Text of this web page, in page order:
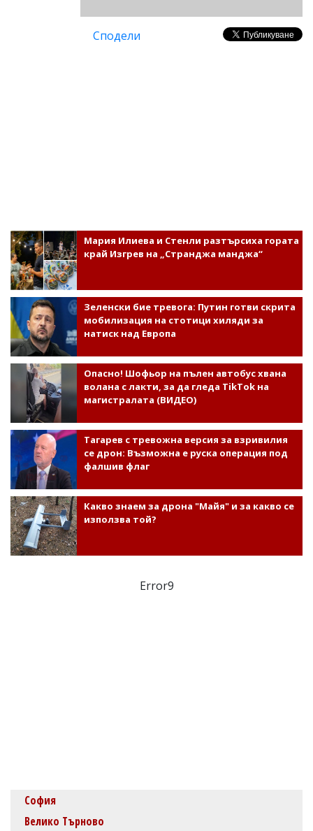
Сподели
Мария Илиева и Стенли разтърсиха гората
край Изгрев на „Странджа манджа“
Зеленски бие тревога: Путин готви скрита
мобилизация на стотици хиляди за
натиск над Европа
Опасно! Шофьор на пълен автобус хвана
волана с лакти, за да гледа TikTok на
магистралата (ВИДЕО)
Тагарев с тревожна версия за взривилия
се дрон: Възможна е руска операция под
фалшив флаг
Какво знаем за дрона "Майя" и за какво се
използва той?
Error9
София
Велико Търново